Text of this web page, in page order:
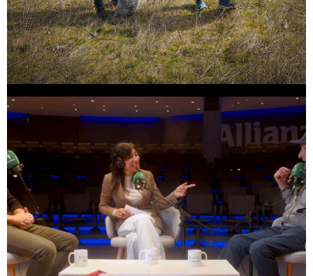
AWS
ALLIANZ
Batallitas
Comunicación Social
VER PROYECTO